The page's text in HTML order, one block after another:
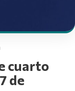
cuarto
de